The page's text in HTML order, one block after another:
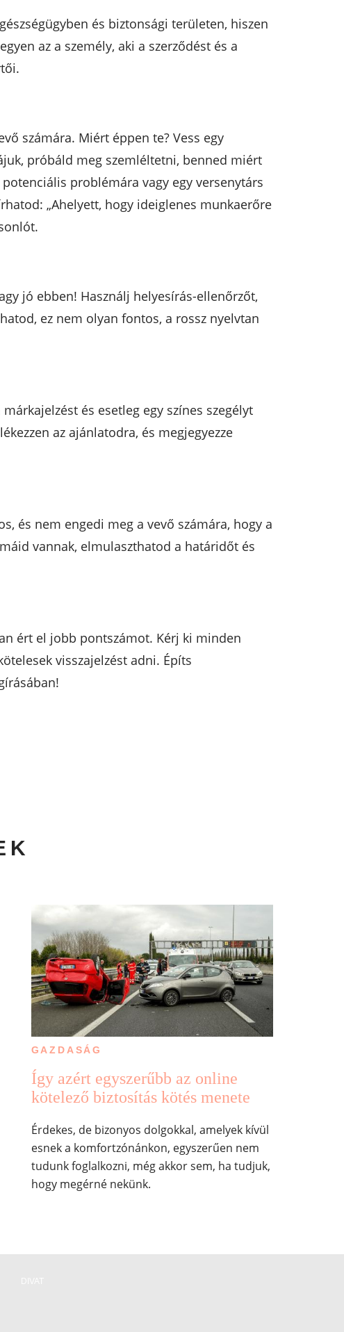
és biztonsági területen, hiszen
az a személy, aki a szerződést és a
számára. Miért éppen te? Vess egy
próbáld meg szemléltetni, benned miért
problémára vagy egy versenytárs
„Ahelyett, hogy ideiglenes munkaerőre
jó ebben! Használj helyesírás-ellenőrzőt,
ez nem olyan fontos, a rossz nyelvtan
és esetleg egy színes szegélyt
az ajánlatodra, és megjegyezze
és nem engedi meg a vevő számára, hogy a
vannak, elmulaszthatod a határidőt és
ért el jobb pontszámot. Kérj ki minden
visszajelzést adni. Építs
GAZDASÁG
Így azért egyszerűbb az online
kötelező biztosítás kötés menete
Érdekes, de bizonyos dolgokkal, amelyek kívül
esnek a komfortzónánkon, egyszerűen nem
tudunk foglalkozni, még akkor sem, ha tudjuk,
hogy megérné nekünk.